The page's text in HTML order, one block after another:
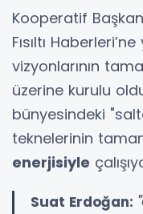
Kooperatif
Fısıltı
vizyonlarının
üzerine kurulu
bünyesindeki
teknelerinin
enerjisiyle
Suat Erdoğan: